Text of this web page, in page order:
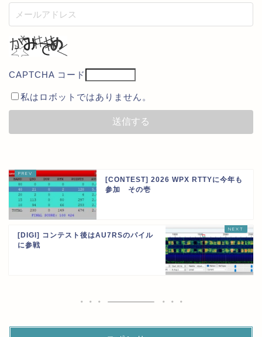
CAPTCHA コード
私はロボットではありません。
[CONTEST] 2026 WPX RTTYに今年も
参加 その壱
[DIGI] コンテスト後はAU7RSのパイル
に参戦